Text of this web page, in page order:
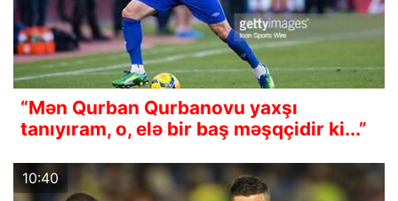
“Mən Qurban Qurbanovu yaxşı
tanıyıram, o, elə bir baş məşqçidir ki...”
10:40